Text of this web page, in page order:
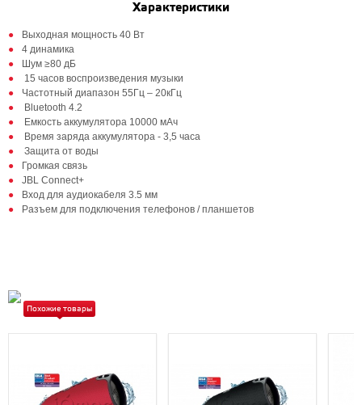
Характеристики
Выходная мощность 40 Вт
4 динамика
Шум ≥80 дБ
15 часов воспроизведения музыки
Частотный диапазон 55Гц – 20кГц
Bluetooth 4.2
Емкость аккумулятора 10000 мАч
Время заряда аккумулятора - 3,5 часа
Защита от воды
Громкая связь
JBL Connect+
Вход для аудиокабеля 3.5 мм
Разъем для подключения телефонов / планшетов
Похожие товары